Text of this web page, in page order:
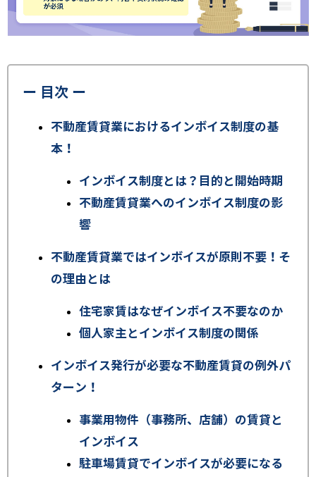
ー 目次 ー
不動産賃貸業におけるインボイス制度の基
本！
インボイス制度とは？目的と開始時期
不動産賃貸業へのインボイス制度の影
響
不動産賃貸業ではインボイスが原則不要！そ
の理由とは
住宅家賃はなぜインボイス不要なのか
個人家主とインボイス制度の関係
インボイス発行が必要な不動産賃貸の例外パ
ターン！
事業用物件（事務所、店舗）の賃貸と
インボイス
駐車場賃貸でインボイスが必要になる